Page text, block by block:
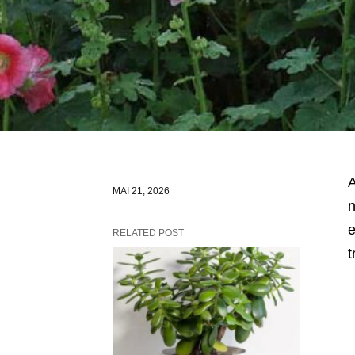
MAI 21, 2026
RELATED POST